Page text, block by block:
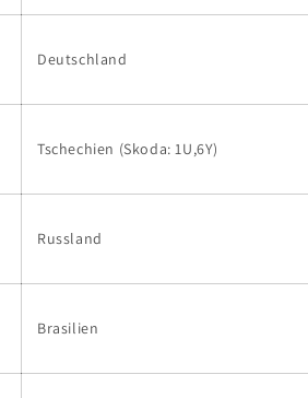
Deutschland
Tschechien (Skoda: 1U,6Y)
Russland
Brasilien